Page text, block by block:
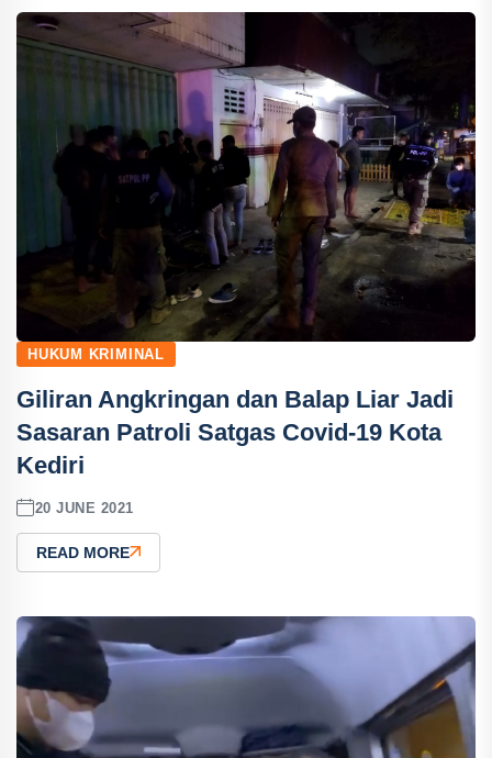
HUKUM KRIMINAL
Giliran Angkringan dan Balap Liar Jadi
Sasaran Patroli Satgas Covid-19 Kota
Kediri
20 JUNE 2021
READ MORE